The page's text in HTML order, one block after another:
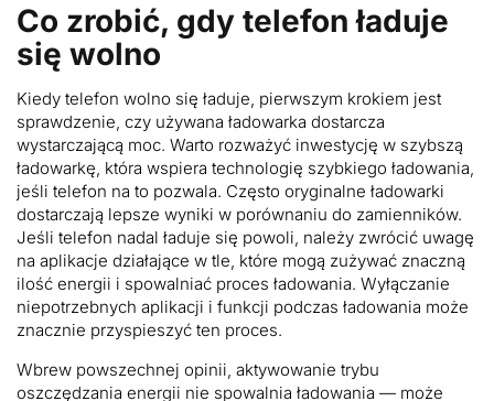
Co zrobić, gdy telefon ładuje
się wolno
Kiedy telefon wolno się ładuje, pierwszym krokiem jest
sprawdzenie, czy używana ładowarka dostarcza
wystarczającą moc. Warto rozważyć inwestycję w szybszą
ładowarkę, która wspiera technologię szybkiego ładowania,
jeśli telefon na to pozwala. Często oryginalne ładowarki
dostarczają lepsze wyniki w porównaniu do zamienników.
Jeśli telefon nadal ładuje się powoli, należy zwrócić uwagę
na aplikacje działające w tle, które mogą zużywać znaczną
ilość energii i spowalniać proces ładowania. Wyłączanie
niepotrzebnych aplikacji i funkcji podczas ładowania może
znacznie przyspieszyć ten proces.
Wbrew powszechnej opinii, aktywowanie trybu
oszczędzania energii nie spowalnia ładowania — może